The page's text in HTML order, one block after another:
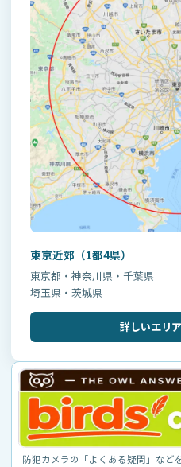
いて、建物外観、設置場
等を使用する場合は、必
が特定されないよう配慮
事前にお客様の確認また
す。
5. 個人情報の第三者
当センターは、次の場合
を第三者に提供しません。
お客様ご本人の同意が
人の生命、身体または
あり、本人の同意を得
ために特に必要があり
困難な場合
国の機関、地方公共団
者が法令の定める事務
必要がある場合
6. 業務委託先への提
東京近郊（1都4県）
東京都・神奈川県・千葉県
埼玉県・茨城県
詳しいエリ
防犯カメラの「よくある疑問」など